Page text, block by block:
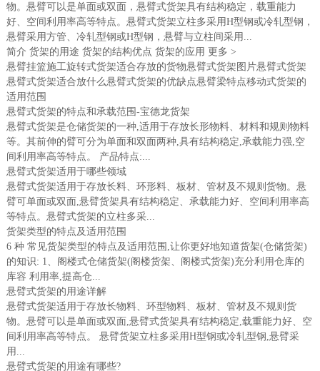
物。悬臂可以是单面或双面，悬臂式货架具有结构稳定，载重能力
好、空间利用率高等特点。悬臂式货架立柱多采用H型钢或冷轧型钢，
悬臂采用方管、冷轧型钢或H型钢，悬臂与立柱间采用...
简介 货架的用途 货架的结构优点 货架的应用 更多 >
悬臂挂篮施工旋转式货架适合存放的货物悬臂式货架图片悬臂式货架
悬臂式货架适合放什么悬臂式货架的优缺点悬臂梁特点移动式货架的
适用范围
悬臂式货架的特点和承载范围-宝德龙货架
悬臂式货架是仓储货架的一种,适用于存放长形物料、材料和规则物料
等。其前伸的臂可分为单面和双面两种,具有结构稳定,承载能力强,空
间利用率高等特点。 产品特点:...
悬臂式货架适用于哪些领域
悬臂式货架适用于存放长料、环形料、板材、管材及不规则货物。悬
臂可单面或双面,悬臂货架具有结构稳定、承载能力好、空间利用率高
等特点。悬臂式货架的立柱多采...
货架类型的特点及适用范围
6 种 常见货架类型的特点及适用范围,让你更好地知道货架(仓储货架)
的知识: 1、阁楼式仓储货架(阁楼货架、阁楼式货架)充分利用仓库的
库容 利用率,提高仓...
悬臂式货架的用途详解
悬臂式货架适用于存放长物料、环型物料、板材、管材及不规则货
物。悬臂可以是单面或双面,悬臂式货架具有结构稳定,载重能力好、空
间利用率高等特点。 悬臂货架立柱多采用H型钢或冷轧型钢,悬臂采
用...
悬臂式货架的用途有哪些?